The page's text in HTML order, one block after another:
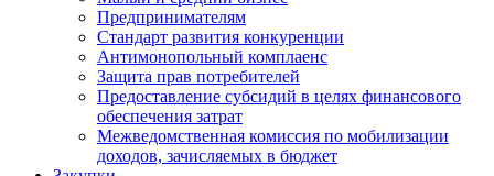
Предпринимателям
Стандарт развития конкуренции
Антимонопольный комплаенс
Защита прав потребителей
Предоставление субсидий в целях финансового
обеспечения затрат
Межведомственная комиссия по мобилизации
доходов, зачисляемых в бюджет